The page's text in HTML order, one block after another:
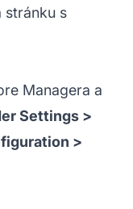
stránku s
Managera a
Settings >
>